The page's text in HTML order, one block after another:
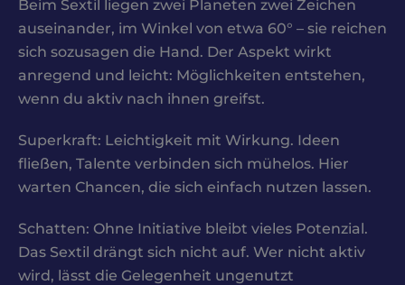
Beim Sextil liegen zwei Planeten zwei Zeichen
auseinander, im Winkel von etwa 60° – sie reichen
sich sozusagen die Hand. Der Aspekt wirkt
anregend und leicht: Möglichkeiten entstehen,
wenn du aktiv nach ihnen greifst.
Superkraft: Leichtigkeit mit Wirkung. Ideen
fließen, Talente verbinden sich mühelos. Hier
warten Chancen, die sich einfach nutzen lassen.
Schatten: Ohne Initiative bleibt vieles Potenzial.
Das Sextil drängt sich nicht auf. Wer nicht aktiv
wird, lässt die Gelegenheit ungenutzt